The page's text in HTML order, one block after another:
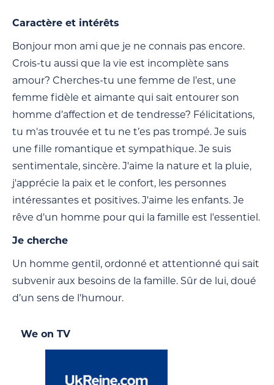
Caractère et intérêts
Bonjour mon ami que je ne connais pas encore.
Crois-tu aussi que la vie est incomplète sans
amour? Cherches-tu une femme de l’est, une
femme fidèle et aimante qui sait entourer son
homme d’affection et de tendresse? Félicitations,
tu m'as trouvée et tu ne t’es pas trompé. Je suis
une fille romantique et sympathique. Je suis
sentimentale, sincère. J'aime la nature et la pluie,
j'apprécie la paix et le confort, les personnes
intéressantes et positives. J'aime les enfants. Je
rêve d'un homme pour qui la famille est l'essentiel.
Je cherche
Un homme gentil, ordonné et attentionné qui sait
subvenir aux besoins de la famille. Sûr de lui, doué
d’un sens de l'humour.
We on TV